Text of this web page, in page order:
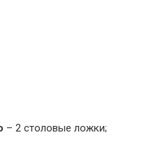
– 2 столовые ложки;